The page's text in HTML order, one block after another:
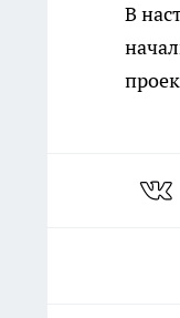
В